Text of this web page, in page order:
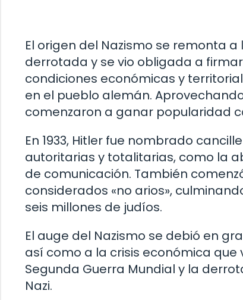
El origen del Nazismo se remonta
derrotada y se vio obligada a
condiciones económicas y
en el pueblo alemán.
comenzaron a ganar popularidad
En 1933, Hitler fue nombrado
autoritarias y totalitarias, como la
de comunicación. También
considerados «no arios»,
seis millones de judíos.
El auge del Nazismo se debió en
así como a la crisis económica
Segunda Guerra Mundial y la
Nazi.